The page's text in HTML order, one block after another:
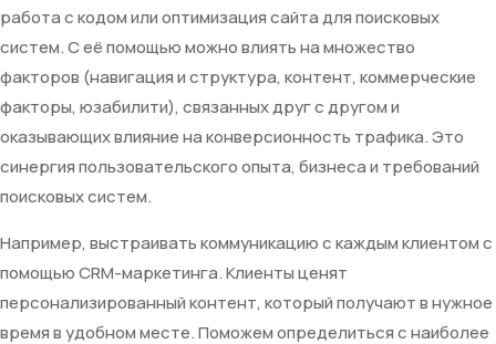
работа с кодом или оптимизация сайта для поисковых
систем. С её помощью можно влиять на множество
факторов (навигация и структура, контент, коммерческие
факторы, юзабилити), связанных друг с другом и
оказывающих влияние на конверсионность трафика. Это
синергия пользовательского опыта, бизнеса и требований
поисковых систем.
Например, выстраивать коммуникацию с каждым клиентом с
помощью CRM-маркетинга. Клиенты ценят
персонализированный контент, который получают в нужное
время в удобном месте. Поможем определиться с наиболее